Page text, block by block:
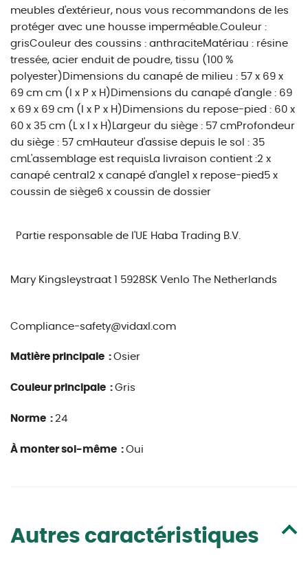
meubles d'extérieur, nous vous recommandons de les
protéger avec une housse imperméable.Couleur :
grisCouleur des coussins : anthraciteMatériau : résine
tressée, acier enduit de poudre, tissu (100 %
polyester)Dimensions du canapé de milieu : 57 x 69 x
69 cm cm (l x P x H)Dimensions du canapé d'angle : 69
x 69 x 69 cm (l x P x H)Dimensions du repose-pied : 60 x
60 x 35 cm (L x l x H)Largeur du siège : 57 cmProfondeur
du siège : 57 cmHauteur d'assise depuis le sol : 35
cmL'assemblage est requisLa livraison contient :2 x
canapé central2 x canapé d'angle1 x repose-pied5 x
coussin de siège6 x coussin de dossier
Partie responsable de l'UE Haba Trading B.V.
Mary Kingsleystraat 1 5928SK Venlo The Netherlands
Compliance-safety@vidaxl.com
Matière principale : Osier
Couleur principale : Gris
Norme : 24
À monter soi-même : Oui
Autres caractéristiques